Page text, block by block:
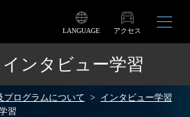
LANGUAGE アクセス
インタビュー学習
プログラムについて
インタビュー学習
習